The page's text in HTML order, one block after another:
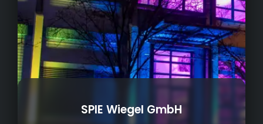
SPIE Wiegel GmbH